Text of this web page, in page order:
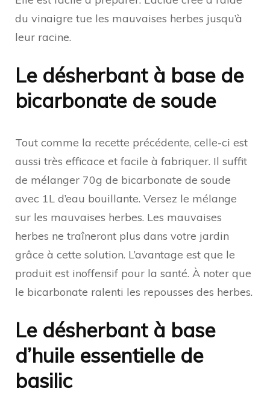
du vinaigre tue les mauvaises herbes jusqu’à
leur racine.
Le désherbant à base de
bicarbonate de soude
Tout comme la recette précédente, celle-ci est
aussi très efficace et facile à fabriquer. Il suffit
de mélanger 70g de bicarbonate de soude
avec 1L d’eau bouillante. Versez le mélange
sur les mauvaises herbes. Les mauvaises
herbes ne traîneront plus dans votre jardin
grâce à cette solution. L’avantage est que le
produit est inoffensif pour la santé. À noter que
le bicarbonate ralenti les repousses des herbes.
Le désherbant à base
d’huile essentielle de
basilic